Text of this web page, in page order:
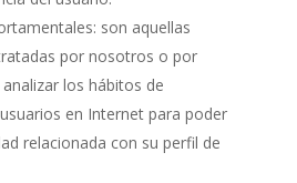
son aquellas
por nosotros o por
los hábitos de
en Internet para poder
relacionada con su perfil de